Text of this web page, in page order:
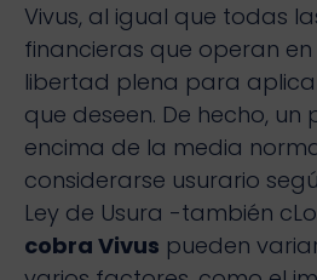
Vivus, al igual que todas
financieras que operan en
libertad plena para
que deseen. De hecho,
encima de la media
considerarse usurario
Ley de Usura -también
cobra Vivus pueden